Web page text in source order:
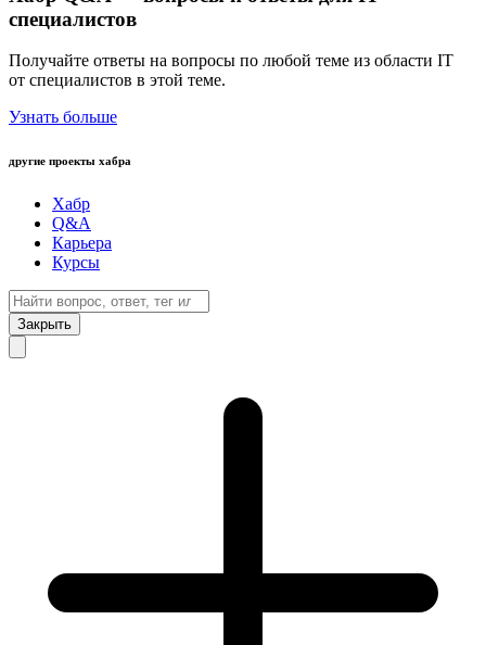
специалистов
Получайте ответы на вопросы по любой теме из области IT
от специалистов в этой теме.
Узнать больше
другие проекты хабра
Хабр
Q&A
Карьера
Курсы
Закрыть